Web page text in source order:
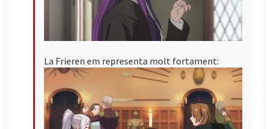
La Frieren em representa molt fortament: